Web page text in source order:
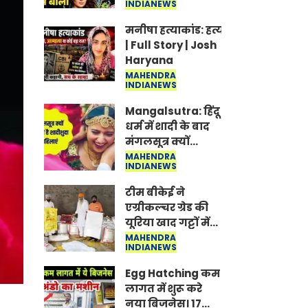
Jantar-Mantar |
CJP protest
INDIANEWS
मनीषा हत्याकांड: हत्या, आत्महत्या या
| Full Story | Josh
Haryana
MAHENDRA
INDIANEWS
Mangalsutra: हिंदू
धर्म में शादी के बाद
मंगलसूत्र क्यों
पहनती है महिलाएं,
किसने शुरु की ये
परंपरा
MAHENDRA
INDIANEWS
टीम बीकेई ने
एग्रीकल्चर ग्रेड की
यूरिया खाद गट्टों में
बदलकर टेक्निकल
ग्रेड में बेचने वालों पर
करवाई कार्रवाई:
लखविंदर सिंह
औलख
MAHENDRA
INDIANEWS
Egg Hatching कम
लागत में शुरू करे
नया बिजनेस। 17